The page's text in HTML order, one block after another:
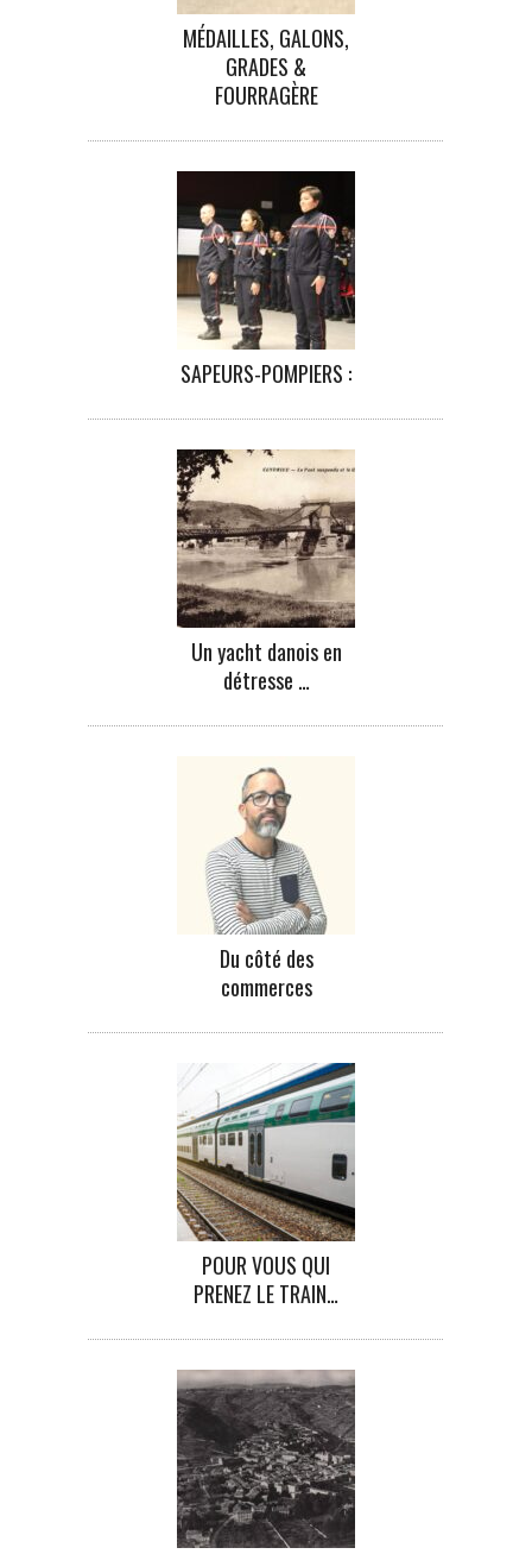
MÉDAILLES, GALONS,
GRADES &
FOURRAGÈRE
SAPEURS-POMPIERS :
Un yacht danois en
détresse …
Du côté des
commerces
POUR VOUS QUI
PRENEZ LE TRAIN…